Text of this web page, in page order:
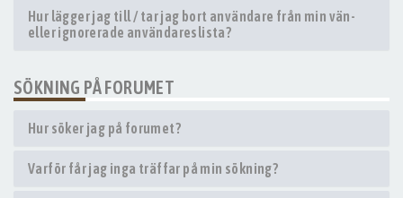
Hur lägger jag till / tar jag bort användare från min vän-
eller ignorerade användareslista?
SÖKNING PÅ FORUMET
Hur söker jag på forumet?
Varför får jag inga träffar på min sökning?